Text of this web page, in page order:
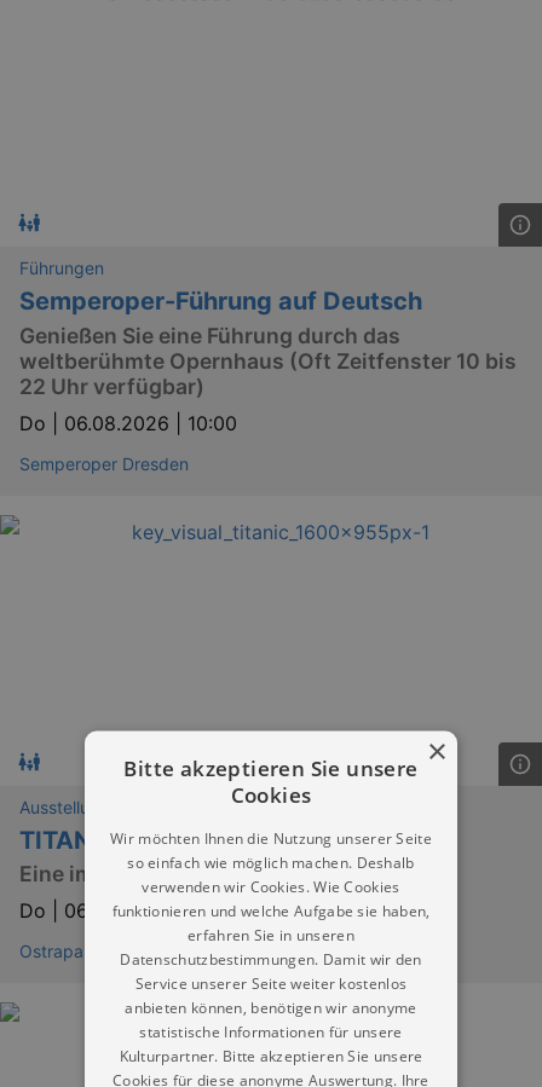
Führungen
Semperoper-Führung auf Deutsch
Genießen Sie eine Führung durch das
weltberühmte Opernhaus (Oft Zeitfenster 10 bis
22 Uhr verfügbar)
Do | 06.08.2026 | 10:00
Semperoper Dresden
Ausstellungen
TITANIC
Eine immersive Reise
Do | 06.08.2026 | 10:00
Ostrapark Dresden
×
Bitte akzeptieren Sie unsere
Cookies
Wir möchten Ihnen die Nutzung unserer Seite
so einfach wie möglich machen. Deshalb
verwenden wir Cookies. Wie Cookies
funktionieren und welche Aufgabe sie haben,
erfahren Sie in unseren
Datenschutzbestimmungen. Damit wir den
Service unserer Seite weiter kostenlos
anbieten können, benötigen wir anonyme
statistische Informationen für unsere
Kulturpartner. Bitte akzeptieren Sie unsere
Cookies für diese anonyme Auswertung. Ihre